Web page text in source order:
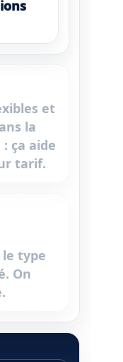
et
la
ça aide
tarif.
type
On